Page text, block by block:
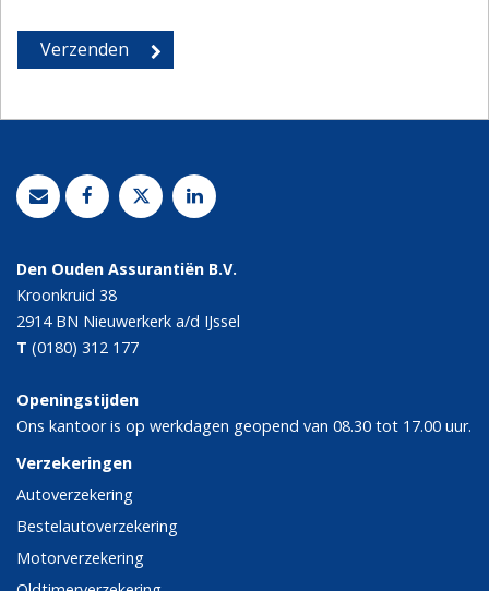
Den Ouden Assurantiën B.V.
Kroonkruid 38
2914 BN Nieuwerkerk a/d IJssel
T (0180) 312 177
Openingstijden
Ons kantoor is op werkdagen geopend van 08.30 tot 17.00 uur.
Verzekeringen
Autoverzekering
Bestelautoverzekering
Motorverzekering